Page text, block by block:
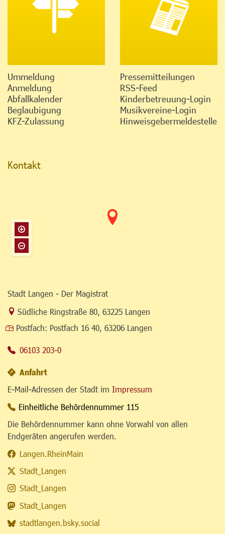
Ummeldung
Anmeldung
Abfallkalender
Beglaubigung
KFZ-Zulassung
Pressemitteilungen
RSS-Feed
Kinderbetreuung-Login
Musikvereine-Login
Hinweisgebermeldestelle
Kontakt
Stadt Langen - Der Magistrat
Link zur Google-Maps Navigation
Südliche Ringstraße 80, 63225 Langen
Postfach: Postfach 16 40, 63206 Langen
06103 203-0
Anfahrt
E-Mail-Adressen der Stadt im Impressum
Einheitliche Behördennummer 115
Die Behördennummer kann ohne Vorwahl von allen
Endgeräten angerufen werden.
Langen.RheinMain
Stadt_Langen
Stadt_Langen
Stadt_Langen
stadtlangen.bsky.social